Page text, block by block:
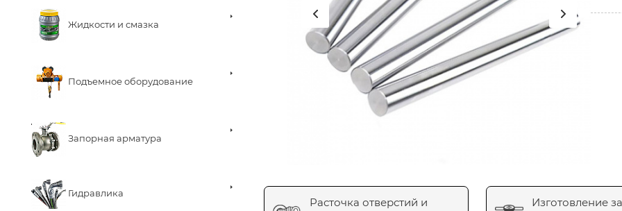
Жидкости и смазка
Подъемное оборудование
Запорная арматура
Гидравлика
Расточка отверстий и
Изготовление